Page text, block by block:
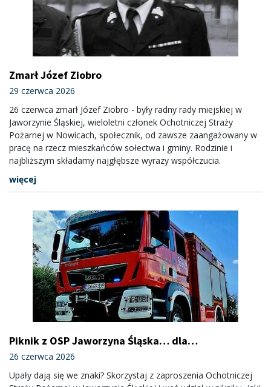
Zmarł Józef Ziobro
29 czerwca 2026
26 czerwca zmarł Józef Ziobro - były radny rady miejskiej w
Jaworzynie Śląskiej, wieloletni członek Ochotniczej Straży
Pożarnej w Nowicach, społecznik, od zawsze zaangażowany w
pracę na rzecz mieszkańców sołectwa i gminy. Rodzinie i
najbliższym składamy najgłębsze wyrazy współczucia.
więcej
Piknik z OSP Jaworzyna Śląska… dla
ochłody
26 czerwca 2026
Upały dają się we znaki? Skorzystaj z zaproszenia Ochotniczej